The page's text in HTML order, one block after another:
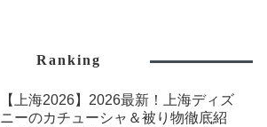
Ranking
【上海2026】2026最新！上海ディズ
ニーのカチューシャ＆被り物徹底紹